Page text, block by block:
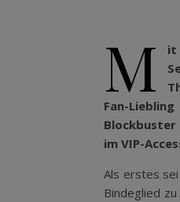
M
Fan-Liebling
Blockbuster
im VIP-
Als erstes
Bindeglied zu